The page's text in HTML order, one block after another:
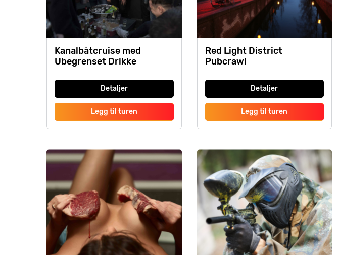
Kanalbåtcruise med
Ubegrenset Drikke
Detaljer
Legg til turen
Red Light District
Pubcrawl
Detaljer
Legg til turen